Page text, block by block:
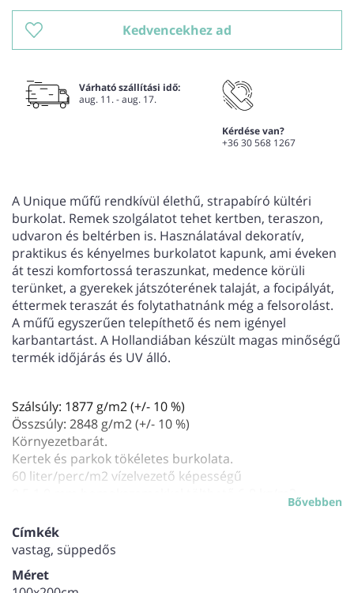
Kedvencekhez ad
Várható szállítási idő:
aug. 11. - aug. 17.
Kérdése van?
+36 30 568 1267
A Unique műfű rendkívül élethű, strapabíró kültéri
burkolat. Remek szolgálatot tehet kertben, teraszon,
udvaron és beltérben is. Használatával dekoratív,
praktikus és kényelmes burkolatot kapunk, ami éveken
át teszi komfortossá teraszunkat, medence körüli
terünket, a gyerekek játszóterének talaját, a focipályát,
éttermek teraszát és folytathatnánk még a felsorolást.
A műfű egyszerűen telepíthető és nem igényel
karbantartást. A Hollandiában készült magas minőségű
termék időjárás és UV álló.
Szálsúly: 1877 g/m2 (+/- 10 %)
Összsúly: 2848 g/m2 (+/- 10 %)
Környezetbarát.
Kertek és parkok tökéletes burkolata.
60 liter/perc/m2 vízelvezető képességű
Bővebben
Címkék
vastag, süppedős
Méret